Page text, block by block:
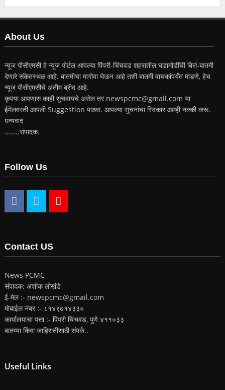
About Us
न्यूज पीसीएमसी हे न्यूज पोर्टल आपल्या पिंपरी-चिंचवड शहरातील घडामोडींची बित्तं-बातमी
देणारे संकेतस्थळ आहे. बातमीचा मागोवा घेऊन आहे तशी बातमी वाचकांपर्यंत मांडणे, हेच
न्यूज पीसीएमसीचे अंतीम ब्रीद आहे.
कृपया आपणास काही सुचवायचे असेल तर newspcmc@gmail.com या
ईमेलवरती आपली Suggestion पाठवा. आपल्या सुचनांचा स्विकार आम्ही नक्की करू.
धन्यवाद
……..संपादक.
Follow Us
Contact US
News PCMC
संपादक: अशोक लोखंडे
ई-मेल :- newspcmc@gmail.com
मोबाईल नंबर :- ८१४९७१४३३०
कार्यालयाचा पत्ता :- पिंपरी चिंचवड, पुणे ४११०३३
बातम्या किंवा जाहिरातीसाठी संपर्क..
Useful Links